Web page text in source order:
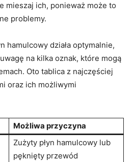
mieszaj ich, ponieważ może to
problemy.
hamulcowy działa optymalnie,
na kilka oznak, które‌ mogą
Oto tablica z najczęściej
oraz ich możliwymi
Możliwa przyczyna
Zużyty płyn hamulcowy lub⁢
pęknięty przewód